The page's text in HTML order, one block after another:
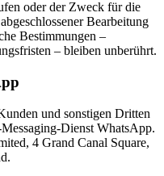
oder der Zweck für die
Bearbeitung
Bestimmungen –
– bleiben unberührt.
und sonstigen Dritten
Dienst WhatsApp.
4 Grand Canal Square,